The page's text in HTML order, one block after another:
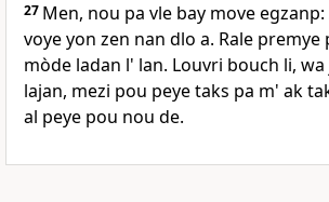
27 Men, nou pa vle bay move
voye yon zen nan dlo a. Rale premye
mòde ladan l' lan. Louvri bouch li,
lajan, mezi pou peye taks pa m' ak
al peye pou nou de.